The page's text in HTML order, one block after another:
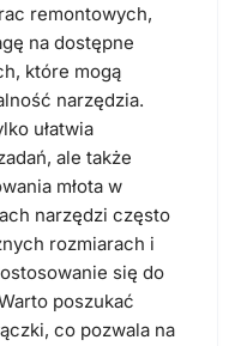
remontowych,
na dostępne
które mogą
narzędzia.
ułatwia
ale także
młota w
narzędzi często
rozmiarach i
się do
poszukać
co pozwala na